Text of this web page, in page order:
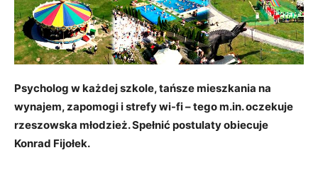
Psycholog w każdej szkole, tańsze mieszkania na
wynajem, zapomogi i strefy wi-fi – tego m.in. oczekuje
rzeszowska młodzież. Spełnić postulaty obiecuje
Konrad Fijołek.